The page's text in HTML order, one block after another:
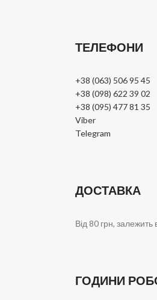
ТЕЛЕФОНИ
+38 (063) 506 95 45
+38 (098) 622 39 02
+38 (095) 477 81 35
Viber
Telegram
ДОСТАВКА
Від 80 грн, залежить
ГОДИНИ